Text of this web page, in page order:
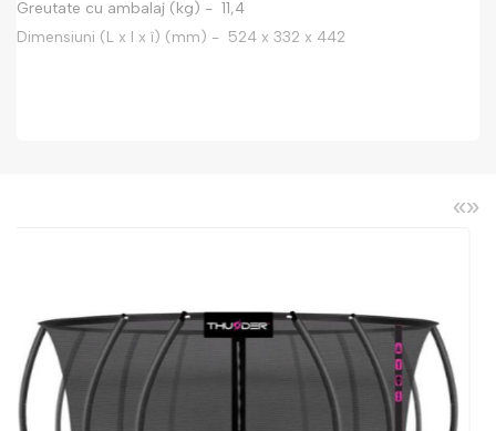
Greutate cu ambalaj (kg) - 11,4
Dimensiuni (L x l x î) (mm) - 524 x 332 x 442
«»